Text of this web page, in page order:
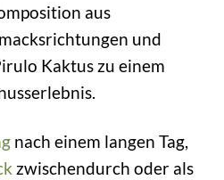
aus
und
Kaktus zu einem
nach einem langen Tag,
zwischendurch oder als